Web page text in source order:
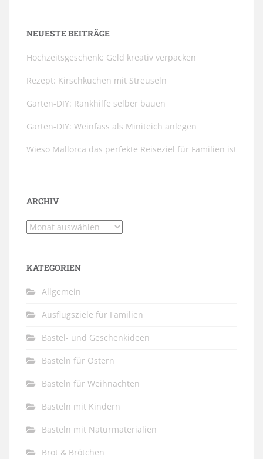
NEUESTE BEITRÄGE
Hochzeitsgeschenk: Geld kreativ verpacken
Rezept: Kirschkuchen mit Streuseln
Garten-DIY: Rankhilfe selber bauen
Garten-DIY: Weinfass als Miniteich anlegen
Wieso Mallorca das perfekte Reiseziel für Familien ist
ARCHIV
Archiv
KATEGORIEN
Allgemein
Ausflugsziele für Familien
Bastel- und Geschenkideen
Basteln für Ostern
Basteln für Weihnachten
Basteln mit Kindern
Basteln mit Naturmaterialien
Brot & Brötchen